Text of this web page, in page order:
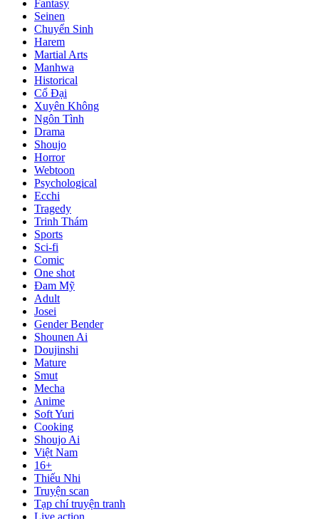
Fantasy
Seinen
Chuyển Sinh
Harem
Martial Arts
Manhwa
Historical
Cổ Đại
Xuyên Không
Ngôn Tình
Drama
Shoujo
Horror
Webtoon
Psychological
Ecchi
Tragedy
Trinh Thám
Sports
Sci-fi
Comic
One shot
Đam Mỹ
Adult
Josei
Gender Bender
Shounen Ai
Doujinshi
Mature
Smut
Mecha
Anime
Soft Yuri
Cooking
Shoujo Ai
Việt Nam
16+
Thiếu Nhi
Truyện scan
Tạp chí truyện tranh
Live action